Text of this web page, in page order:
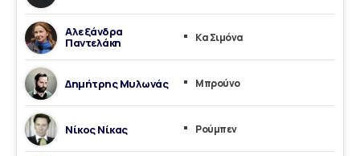
Αλεξάνδρα
Παντελάκη Κα Σιμόνα
Δημήτρης Μυλωνάς Μπρούνο
Νίκος Νίκας Ρούμπεν